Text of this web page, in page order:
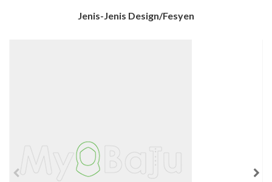
Jenis-Jenis Design/Fesyen